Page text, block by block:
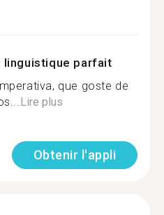
linguistique parfait
que goste de
Lire plus
Obtenir l'appli